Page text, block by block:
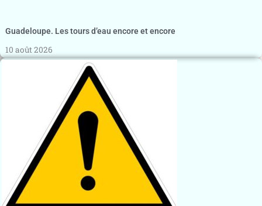
Guadeloupe. Les tours d’eau encore et encore
10 août 2026